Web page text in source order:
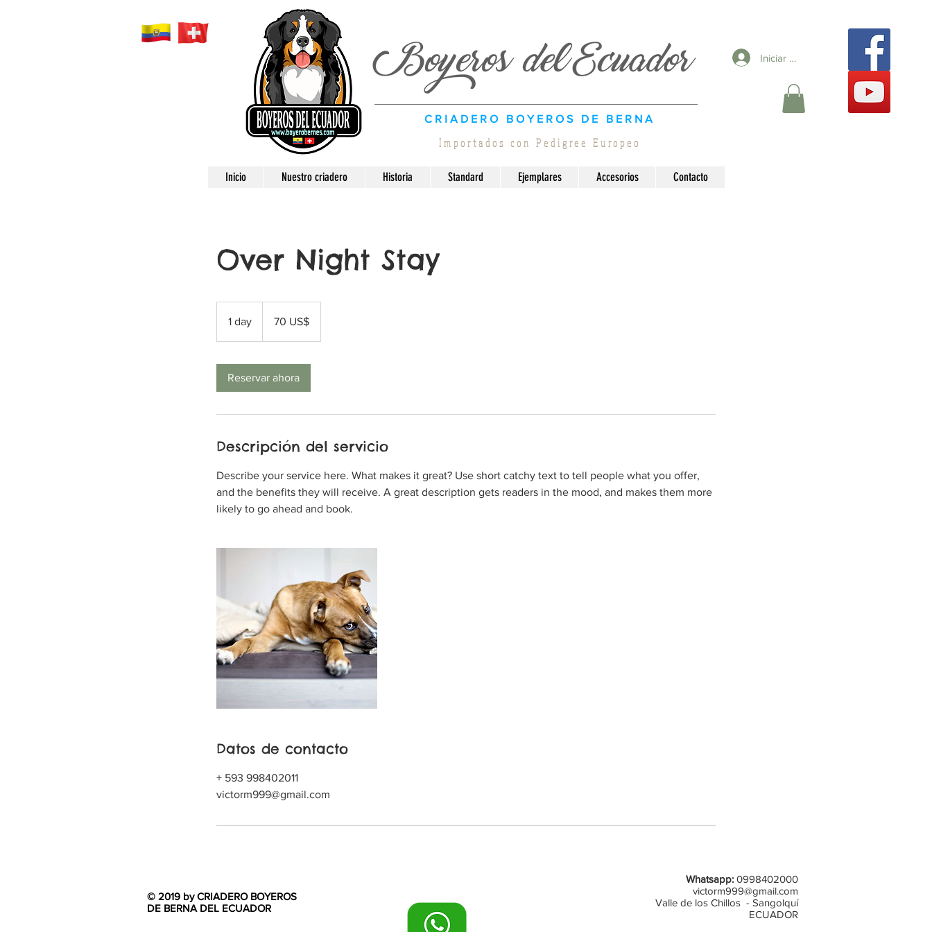
CRIADERO BOYEROS DE BERNA
Iniciar sesión
Importados con Pedigree Europeo
Inicio Nuestro criadero Historia Standard Ejemplares Accesorios Contacto
Over Night Stay
1 day
estadounidenses
70 US$
Reservar ahora
Descripción del servicio
Describe your service here. What makes it great? Use short catchy text to tell people what you offer,
and the benefits they will receive. A great description gets readers in the mood, and makes them more
Datos de contacto
+ 593 998402011
victorm999@gmail.com
© 2019 by CRIADERO BOYEROS
DE BERNA DEL ECUADOR
Whatsapp: 0998402000
victorm999@gmail.com
Valle de los Chillos - Sangolquí
ECUADOR